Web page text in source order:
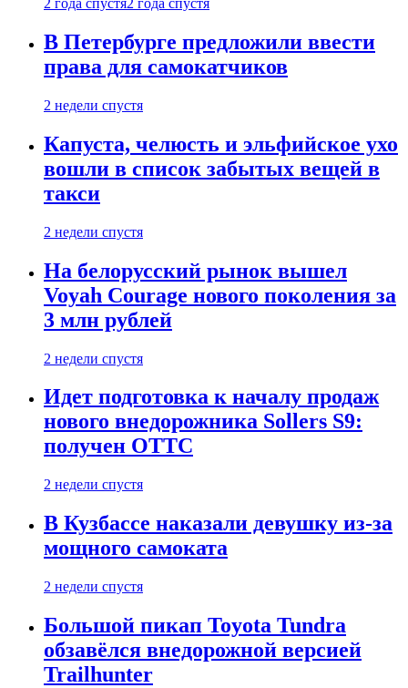
2 года спустя2 года спустя
В Петербурге предложили ввести
права для самокатчиков
2 недели спустя
Капуста, челюсть и эльфийское ухо
вошли в список забытых вещей в
такси
2 недели спустя
На белорусский рынок вышел
Voyah Courage нового поколения за
3 млн рублей
2 недели спустя
Идет подготовка к началу продаж
нового внедорожника Sollers S9:
получен ОТТС
2 недели спустя
В Кузбассе наказали девушку из-за
мощного самоката
2 недели спустя
Большой пикап Toyota Tundra
обзавёлся внедорожной версией
Trailhunter